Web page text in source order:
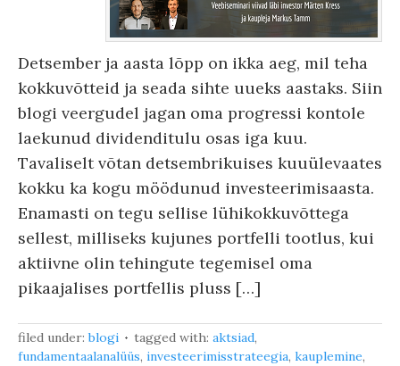
Detsember ja aasta lõpp on ikka aeg, mil teha
kokkuvõtteid ja seada sihte uueks aastaks. Siin
blogi veergudel jagan oma progressi kontole
laekunud dividenditulu osas iga kuu.
Tavaliselt võtan detsembrikuises kuuülevaates
kokku ka kogu möödunud investeerimisaasta.
Enamasti on tegu sellise lühikokkuvõttega
sellest, milliseks kujunes portfelli tootlus, kui
aktiivne olin tehingute tegemisel oma
pikaajalises portfellis pluss […]
filed under:blogi tagged with: aktsiad,
fundamentaalanalüüs, investeerimisstrateegia, kauplemine,